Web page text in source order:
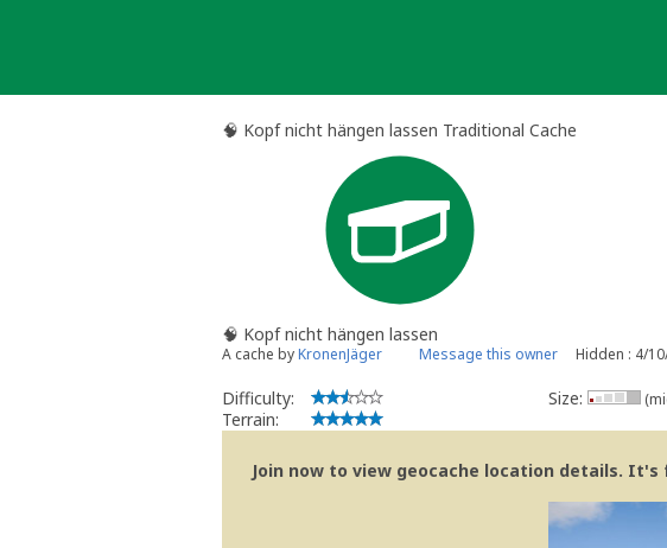
🧠 Kopf nicht hängen lassen Traditional Cache
🧠 Kopf nicht hängen lassen
A cache byKronenJäger Message this owner Hidden : 4/
Difficulty:
Terrain:
Size:
Join now to view geocache location details. It's